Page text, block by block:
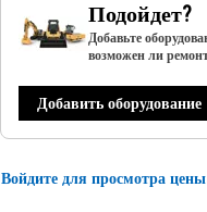
Подойдет?
Добавьте
возможен ли
Добавить оборудование
Войдите для просмотра